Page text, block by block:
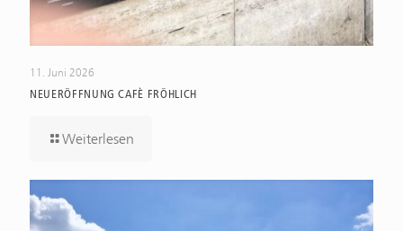
11. Juni 2026
NEUERÖFFNUNG CAFÈ FRÖHLICH
Weiterlesen